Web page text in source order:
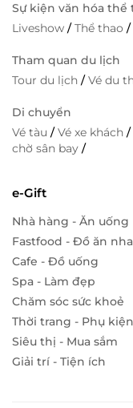
Sự kiện văn hóa thể
Liveshow /Thể thao /
Tham quan du lịch
Tour du lịch /Vé du
Di chuyển
Vé tàu /Vé xe khách /
chờ sân bay /
e-Gift
Nhà hàng - Ăn uống
Fastfood - Đồ ăn
Cafe - Đồ uống
Spa - Làm đẹp
Chăm sóc sức khoẻ
Thời trang - Phụ kiện
Siêu thị - Mua sắm
Giải trí - Tiện ích